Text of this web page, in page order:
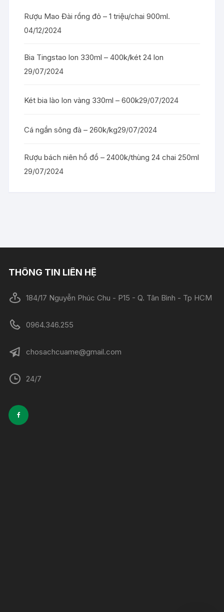
Rượu Mao Đài rồng đỏ – 1 triệu/chai 900ml.
04/12/2024
Bia Tingstao lon 330ml – 400k/két 24 lon
29/07/2024
Két bia lào lon vàng 330ml – 600k29/07/2024
Cá ngần sông đà – 260k/kg29/07/2024
Rượu bách niên hồ đồ – 2400k/thùng 24 chai 250ml
29/07/2024
THÔNG TIN LIÊN HỆ
184/17 Nguyễn Phúc Chu - P15 - Q. Tân Bình - Tp HCM
0964.346.255
chosachcuame@gmail.com
24/7